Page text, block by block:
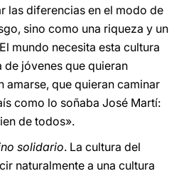
las diferencias en el modo de
sino como una riqueza y un
mundo necesita esta cultura
de jóvenes que quieran
amarse, que quieran caminar
como lo soñaba José Martí:
de todos».
solidario. La cultura del
naturalmente a una cultura